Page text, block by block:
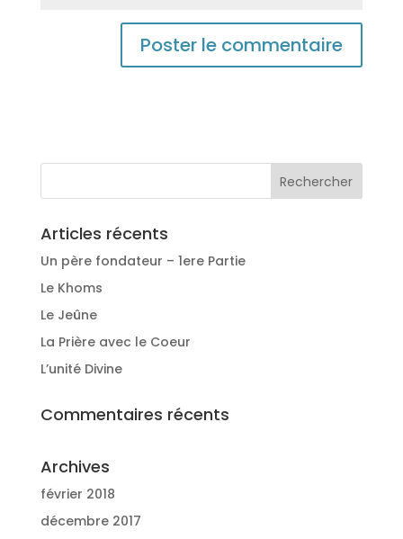
Articles récents
Un père fondateur – 1ere Partie
Le Khoms
Le Jeûne
La Prière avec le Coeur
L’unité Divine
Commentaires récents
Archives
février 2018
décembre 2017